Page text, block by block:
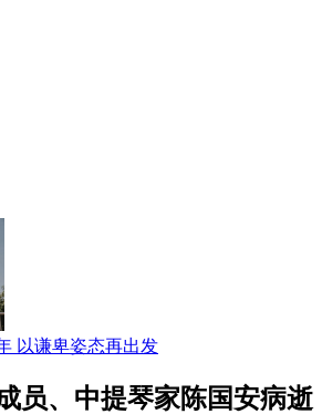
以谦卑姿态再出发
员、中提琴家陈国安病逝